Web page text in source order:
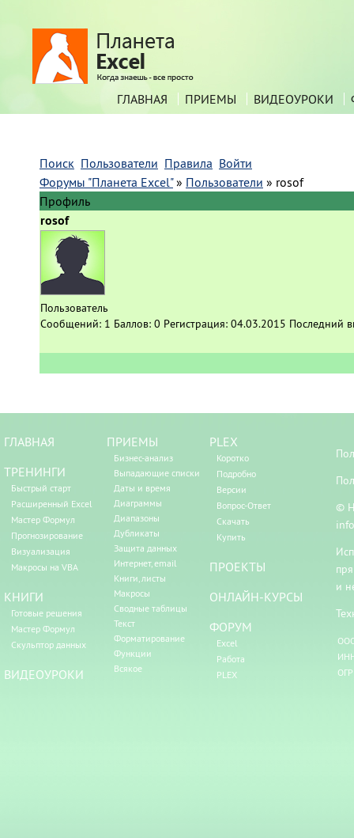
ГЛАВНАЯ ПРИЕМЫ ВИДЕОУРОКИ
Поиск Пользователи Правила Войти
Форумы "Планета Excel" » Пользователи » rosof
Профиль
rosof
Пользователь
Сообщений: 1 Баллов: 0 Регистрация: 04.03.2015 Последний
ГЛАВНАЯ
ТРЕНИНГИ
Быстрый старт
Расширенный Excel
Мастер Формул
Прогнозирование
Визуализация
Макросы на VBA
КНИГИ
Готовые решения
Мастер Формул
Скульптор данных
ВИДЕОУРОКИ
ПРИЕМЫ
Бизнес-анализ
Выпадающие списки
Даты и время
Диаграммы
Диапазоны
Дубликаты
Защита данных
Интернет, email
Книги, листы
Макросы
Сводные таблицы
Текст
Форматирование
Функции
Всякое
PLEX
Коротко
Подробно
Версии
Вопрос-Ответ
Скачать
Купить
ПРОЕКТЫ
ОНЛАЙН-КУРСЫ
ФОРУМ
Excel
Работа
PLEX
©
и